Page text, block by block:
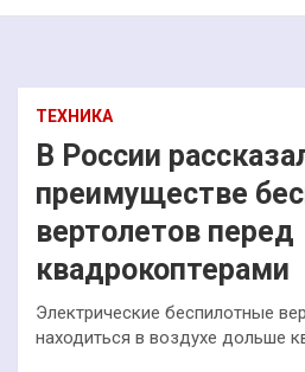
ТЕХНИКА
В России
преимуществе
вертолетов перед
квадрокоптерами
Электрические беспилотные
находиться в воздухе дольше